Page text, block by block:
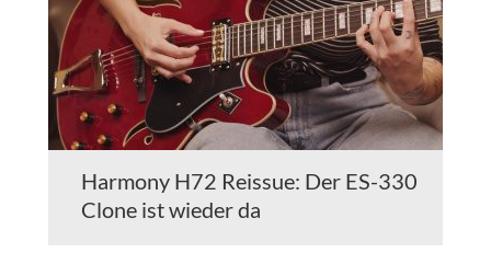
Harmony H72 Reissue: Der ES-330
Clone ist wieder da